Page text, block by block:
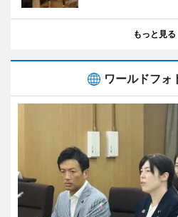
もっと見る
ワールドフォ